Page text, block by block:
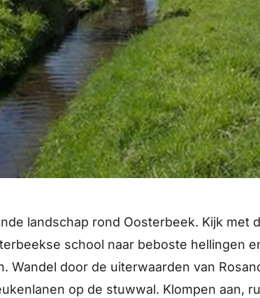
landschap rond Oosterbeek. Kijk met
school naar beboste hellingen
Wandel door de uiterwaarden van
op de stuwwal. Klompen aan,